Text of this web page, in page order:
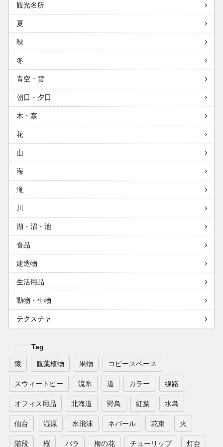
観光名所
夏
秋
冬
青空・雲
朝日・夕日
木・森
花
山
海
滝
川
湖・沼・池
食品
建造物
生活用品
動物・生物
テクスチャ
Tag
猿 観葉植物 果物 コピースペース
スウィートピー 流氷 道 カラー 線路
オフィス用品 北海道 野鳥 紅葉 水鳥
仙台 湿原 水飛沫 ネパール 花束 火
階段 桜 バラ 梅の花 チューリップ 灯台